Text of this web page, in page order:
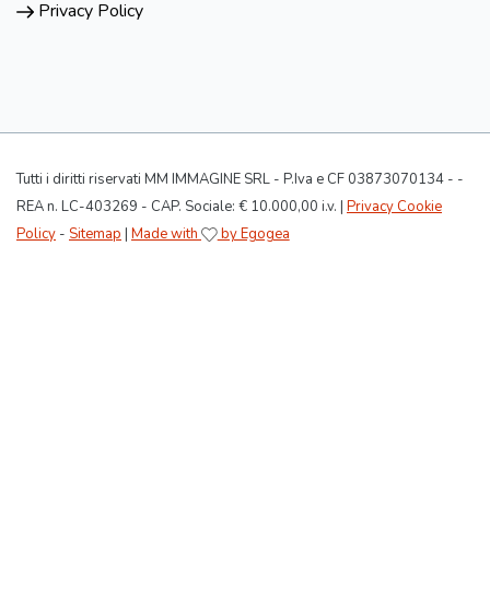
Privacy Policy
Tutti i diritti riservati MM IMMAGINE SRL - P.Iva e CF 03873070134 - -
REA n. LC-403269 - CAP. Sociale: € 10.000,00 i.v. | Privacy Cookie
Policy - Sitemap | Made with by Egogea